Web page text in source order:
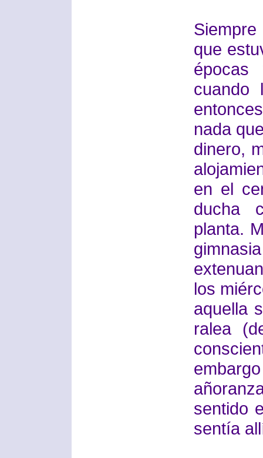
que
cuando
nada
dinero,
en el
ducha
planta.
los
aquella
ralea
sentido
sentía